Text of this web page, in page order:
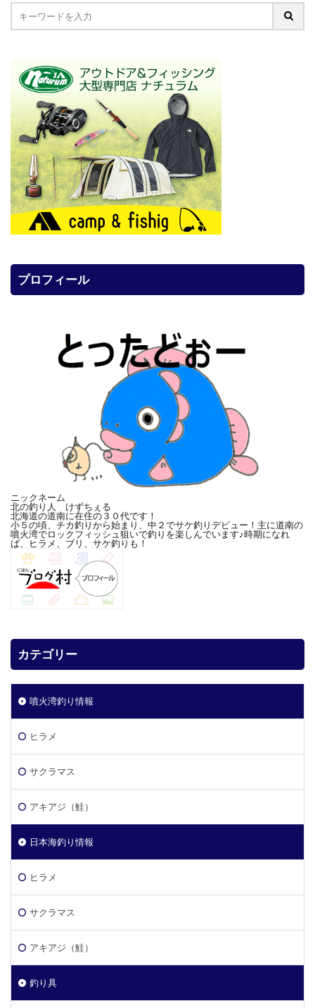
プロフィール
ニックネーム
北の釣り人 けずちぇる
北海道の道南に在住の３０代です！
小５の頃、チカ釣りから始まり、中２でサケ釣りデビュー！主に道南の
噴火湾でロックフィッシュ狙いで釣りを楽しんでいます♪時期になれ
ば、ヒラメ、ブリ、サケ釣りも！
カテゴリー
噴火湾釣り情報
ヒラメ
サクラマス
アキアジ（鮭）
日本海釣り情報
ヒラメ
サクラマス
アキアジ（鮭）
釣り具